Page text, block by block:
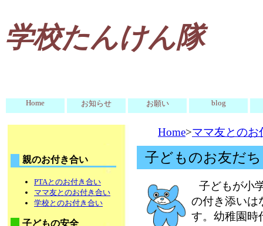
学校たんけん隊
Home お知らせ お願い blog
親のお付き合い
PTAとのお付き合い
ママ友とのお付き合い
学校とのお付き合い
子どもの安全
Home>ママ友とのお
子どものお友だ
子どもが小
の付き添いは
す。幼稚園時